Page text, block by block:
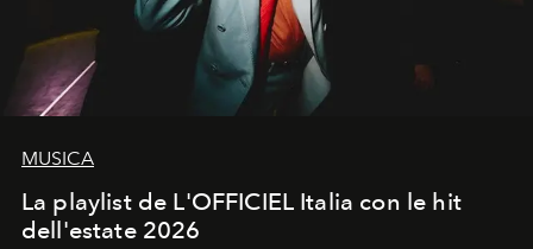
MUSICA
La playlist de L'OFFICIEL Italia con le hit
dell'estate 2026